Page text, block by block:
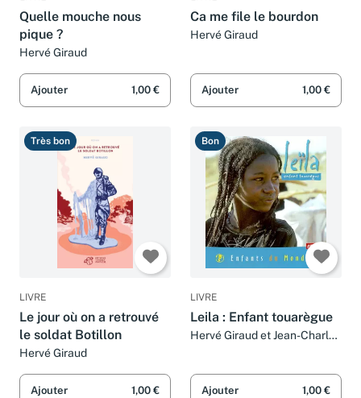
Quelle mouche nous
pique ?
Hervé Giraud
Ajouter 1,00 €
Ca me file le bourdon
Hervé Giraud
Ajouter 1,00 €
Très bon
LIVRE
Le jour où on a retrouvé
le soldat Botillon
Hervé Giraud
Ajouter 1,00 €
Bon
LIVRE
Leila : Enfant touarègue
Hervé Giraud et Jean-Charles
Ajouter 1,00 €